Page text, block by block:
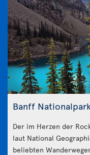
Banff
Der im Herzen der
laut National
beliebten